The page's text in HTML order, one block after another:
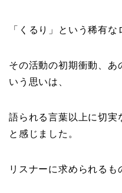
「くるり」という稀有な
その活動の初期衝動、あ
いう思いは、
語られる言葉以上に切実
と感じました。
リスナーに求められるも